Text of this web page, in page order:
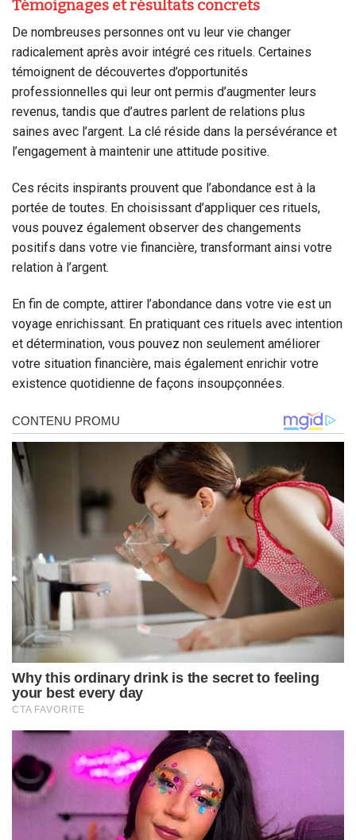
Témoignages et résultats concrets
De nombreuses personnes ont vu leur vie changer
radicalement après avoir intégré ces rituels. Certaines
témoignent de découvertes d’opportunités
professionnelles qui leur ont permis d’augmenter leurs
revenus, tandis que d’autres parlent de relations plus
saines avec l’argent. La clé réside dans la persévérance et
l’engagement à maintenir une attitude positive.
Ces récits inspirants prouvent que l’abondance est à la
portée de toutes. En choisissant d’appliquer ces rituels,
vous pouvez également observer des changements
positifs dans votre vie financière, transformant ainsi votre
relation à l’argent.
En fin de compte, attirer l’abondance dans votre vie est un
voyage enrichissant. En pratiquant ces rituels avec intention
et détermination, vous pouvez non seulement améliorer
votre situation financière, mais également enrichir votre
existence quotidienne de façons insoupçonnées.